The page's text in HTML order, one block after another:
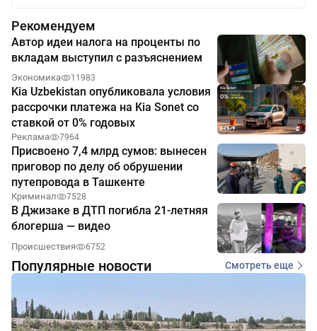
Рекомендуем
Автор идеи налога на проценты по
вкладам выступил с разъяснением
Экономика 11983
Kia Uzbekistan опубликовала условия
рассрочки платежа на Kia Sonet со
ставкой от 0% годовых
Реклама 7964
Присвоено 7,4 млрд сумов: вынесен
приговор по делу об обрушении
путепровода в Ташкенте
Криминал 7528
В Джизаке в ДТП погибла 21-летняя
блогерша — видео
Происшествия 6752
Популярные новости Смотреть еще